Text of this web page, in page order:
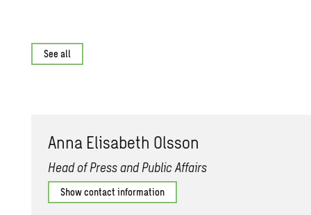
See all
Anna Elis­a­beth Ols­son
Head of Press and Public Affairs
Show contact information